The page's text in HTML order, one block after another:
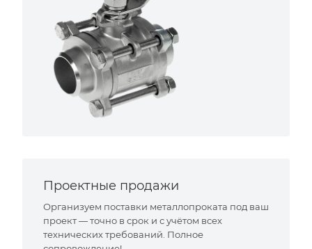
Проектные продажи
Организуем поставки металлопроката под ваш
проект — точно в срок и с учётом всех
технических требований. Полное